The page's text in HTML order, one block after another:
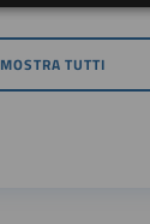
MOSTRA TUTTI